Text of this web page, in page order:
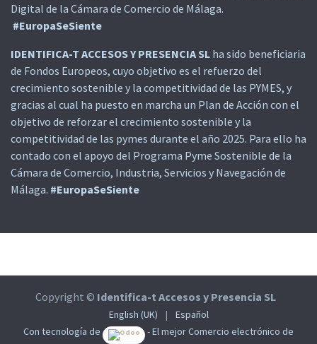
Digital de la Cámara de Comercio de Málaga.
#EuropaSeSiente
IDENTIFICA-T ACCESOS Y PRESENCIA SL ha sido beneficiaria
de Fondos Europeos, cuyo objetivo es el refuerzo del
crecimiento sostenible y la competitividad de las PYMES, y
gracias al cual ha puesto en marcha un Plan de Acción con el
objetivo de reforzar el crecimiento sostenible y la
competitividad de las pymes durante el año 2025. Para ello ha
contado con el apoyo del Programa Pyme Sostenible de la
Cámara de Comercio, Industria, Servicios y Navegación de
Málaga. #EuropaSeSiente
Copyright © Identifica-t Accesos y Presencia SL
English (UK) |
Español
Con tecnología de
- El mejorComercio electrónico de